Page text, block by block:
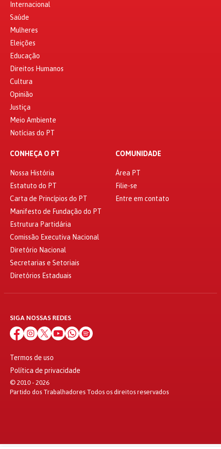
Internacional
Saúde
Mulheres
Eleições
Educação
Direitos Humanos
Cultura
Opinião
Justiça
Meio Ambiente
Notícias do PT
CONHEÇA O PT
Nossa História
Estatuto do PT
Carta de Princípios do PT
Manifesto de Fundação do PT
Estrutura Partidária
Comissão Executiva Nacional
Diretório Nacional
Secretarias e Setoriais
Diretórios Estaduais
COMUNIDADE
Área PT
Filie-se
Entre em contato
SIGA NOSSAS REDES
Termos de uso
Política de privacidade
© 2010 - 2026
Partido dos Trabalhadores Todos os direitos reservados